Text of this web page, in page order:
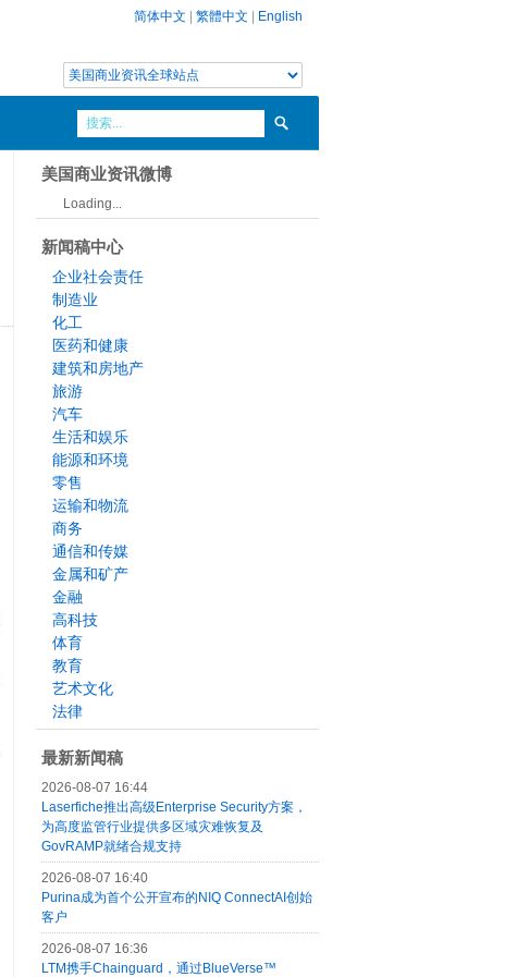
简体中文 繁體中文 English
美国商业资讯微博
Loading...
新闻稿中心
企业社会责任
制造业
化工
医药和健康
建筑和房地产
旅游
汽车
生活和娱乐
能源和环境
零售
运输和物流
商务
通信和传媒
金属和矿产
金融
高科技
体育
教育
艺术文化
法律
最新新闻稿
2026-08-07 16:44
Laserfiche推出高级Enterprise Security方案，
为高度监管行业提供多区域灾难恢复及
GovRAMP就绪合规支持
2026-08-07 16:40
Purina成为首个公开宣布的NIQ ConnectAI创始
客户
2026-08-07 16:36
LTM携手Chainguard，通过BlueVerse™